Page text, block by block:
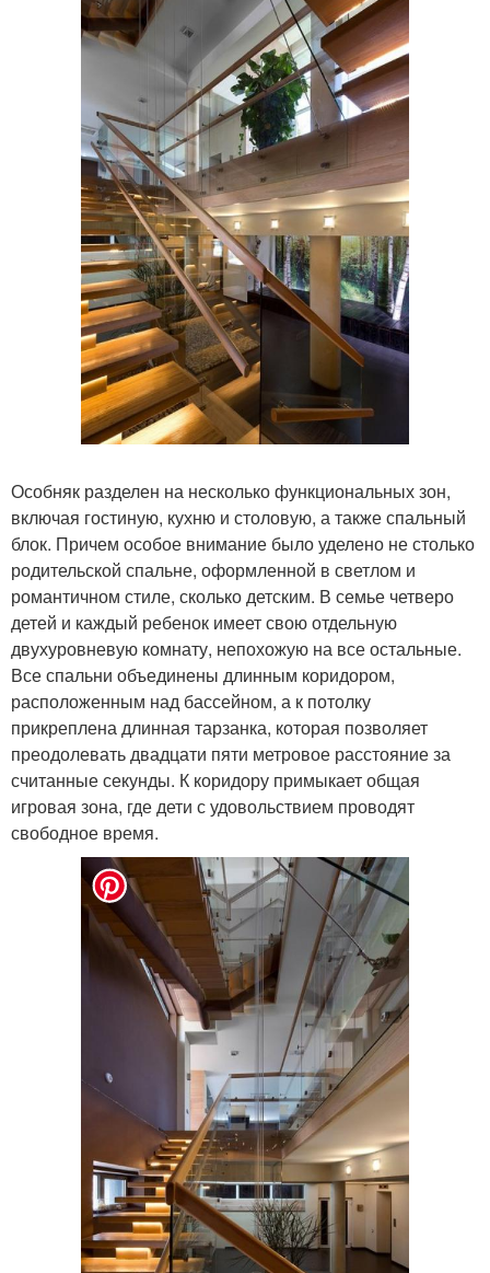
Особняк разделен на несколько функциональных зон,
включая гостиную, кухню и столовую, а также спальный
блок. Причем особое внимание было уделено не столько
родительской спальне, оформленной в светлом и
романтичном стиле, сколько детским. В семье четверо
детей и каждый ребенок имеет свою отдельную
двухуровневую комнату, непохожую на все остальные.
Все спальни объединены длинным коридором,
расположенным над бассейном, а к потолку
прикреплена длинная тарзанка, которая позволяет
преодолевать двадцати пяти метровое расстояние за
считанные секунды. К коридору примыкает общая
игровая зона, где дети с удовольствием проводят
свободное время.